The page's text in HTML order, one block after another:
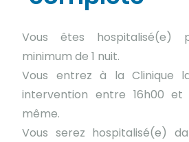
Vous êtes hospitalisé(e)
minimum de 1 nuit.
Vous entrez à la Clinique
intervention entre 16h00 et
même.
Vous serez hospitalisé(e)